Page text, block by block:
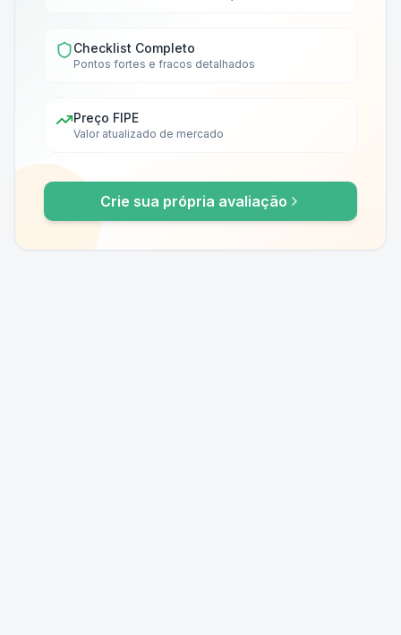
Checklist Completo
Pontos fortes e fracos detalhados
Preço FIPE
Valor atualizado de mercado
Crie sua própria avaliação